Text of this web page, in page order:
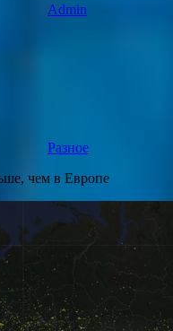
Admin
Разное
чем в Европе